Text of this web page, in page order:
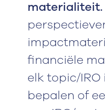
materialiteit.
financiële
elk topic/
bepalen of